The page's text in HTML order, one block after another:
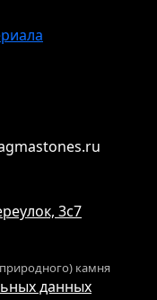
3с7
камня
данных